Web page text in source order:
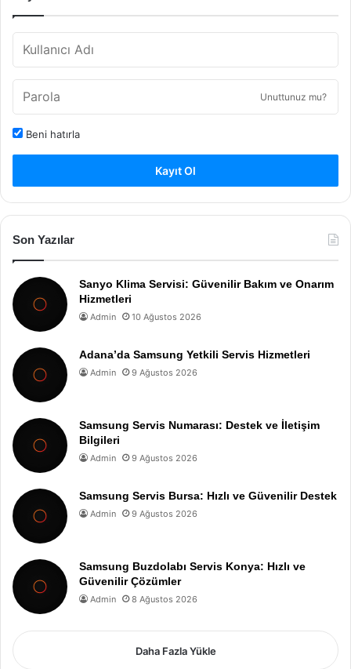
Unuttunuz mu?
Beni hatırla
Kayıt Ol
Son Yazılar
Sanyo Klima Servisi: Güvenilir Bakım ve Onarım
Hizmetleri
Admin 10 Ağustos 2026
Adana’da Samsung Yetkili Servis Hizmetleri
Admin 9 Ağustos 2026
Samsung Servis Numarası: Destek ve İletişim
Bilgileri
Admin 9 Ağustos 2026
Samsung Servis Bursa: Hızlı ve Güvenilir Destek
Admin 9 Ağustos 2026
Samsung Buzdolabı Servis Konya: Hızlı ve
Güvenilir Çözümler
Admin 8 Ağustos 2026
Daha Fazla Yükle